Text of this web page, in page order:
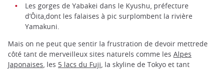
Les gorges de Yabakei dans le Kyushu, préfecture
d’Ôita,dont les falaises à pic surplombent la rivière
Yamakuni.
Mais on ne peut que sentir la frustration de devoir mettrede
côté tant de merveilleux sites naturels comme les Alpes
Japonaises , les 5 lacs du Fuji , la skyline de Tokyo et tant